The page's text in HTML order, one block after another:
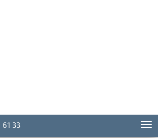
vigilantibus scriptum